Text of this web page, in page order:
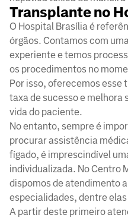
Transplante no
O Hospital Brasília é
órgãos. Contamos com
experiente e temos
os procedimentos no
Por isso, oferecemos esse
taxa de sucesso e melhora
vida do paciente.
No entanto, sempre é
procurar assistência
fígado, é imprescindível
individualizada. No Centro
dispomos de atendimento
especialidades, dentre
A partir deste primeiro